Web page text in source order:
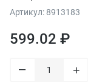
Артикул: 8913183
599.02 ₽
– +